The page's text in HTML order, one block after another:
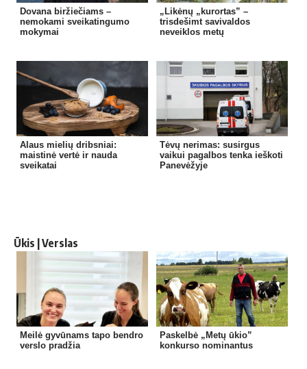
Dovana biržiečiams –
nemokami sveikatingumo
mokymai
„Likėnų „kurortas” –
trisdešimt savivaldos
neveiklos metų
Alaus mielių dribsniai:
maistinė vertė ir nauda
sveikatai
Tėvų nerimas: susirgus
vaikui pagalbos tenka ieškoti
Panevėžyje
Ūkis | Verslas
Meilė gyvūnams tapo bendro
verslo pradžia
Paskelbė „Metų ūkio”
konkurso nominantus